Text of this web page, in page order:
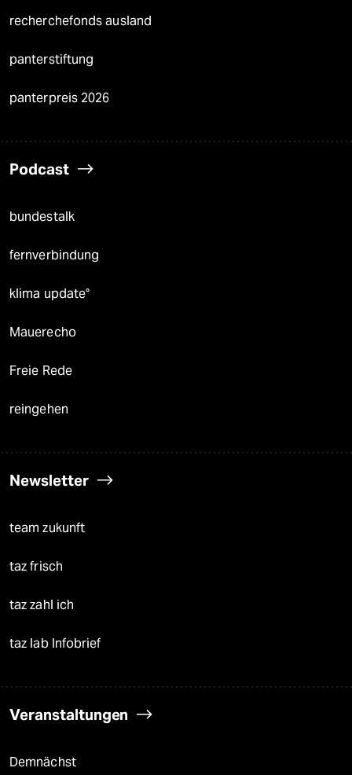
recherchefonds ausland
panterstiftung
panterpreis 2026
Podcast
bundestalk
fernverbindung
klima update°
Mauerecho
Freie Rede
reingehen
Newsletter
team zukunft
taz frisch
taz zahl ich
taz lab Infobrief
Veranstaltungen
Demnächst